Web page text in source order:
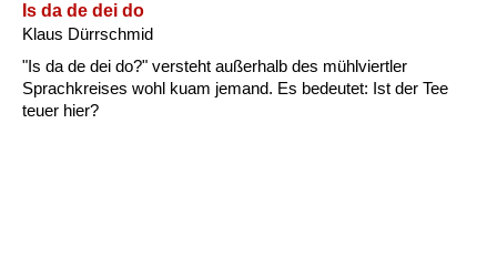
Is da de dei do
Klaus Dürrschmid
"Is da de dei do?" versteht außerhalb des mühlviertler
Sprachkreises wohl kuam jemand. Es bedeutet: Ist der Tee
teuer hier?